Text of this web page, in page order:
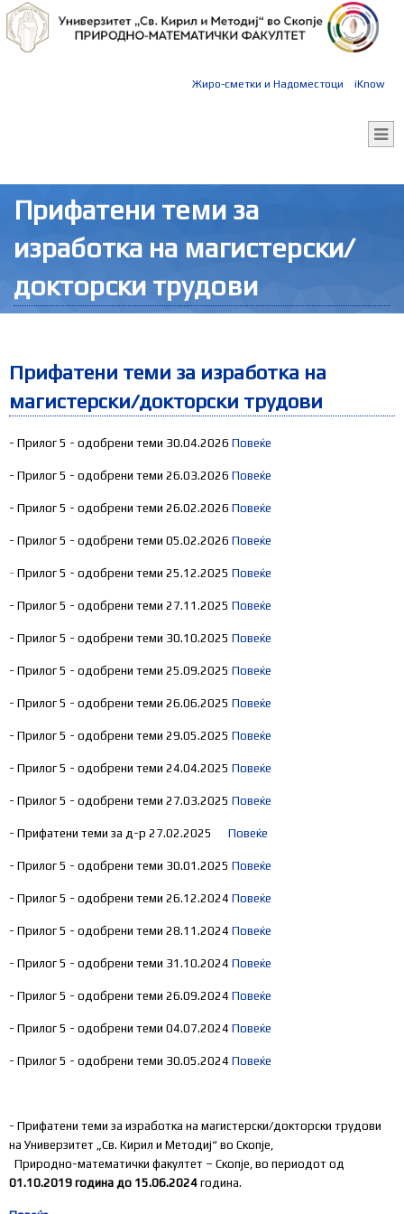
Жиро-сметки и Надоместоци iKnow
Прифатени теми за
изработка на магистерски/
докторски трудови
Прифатени теми за изработка на
магистерски/докторски трудови
- Прилог 5 - одобрени теми 30.04.2026 Повеќе
- Прилог 5 - одобрени теми 26.03.2026 Повеќе
- Прилог 5 - одобрени теми 26.02.2026 Повеќе
- Прилог 5 - одобрени теми 05.02.2026 Повеќе
- Прилог 5 - одобрени теми 25.12.2025 Повеќе
- Прилог 5 - одобрени теми 27.11.2025 Повеќе
- Прилог 5 - одобрени теми 30.10.2025 Повеќе
- Прилог 5 - одобрени теми 25.09.2025 Повеќе
- Прилог 5 - одобрени теми 26.06.2025 Повеќе
- Прилог 5 - одобрени теми 29.05.2025 Повеќе
- Прилог 5 - одобрени теми 24.04.2025 Повеќе
- Прилог 5 - одобрени теми 27.03.2025 Повеќе
- Прифатени теми за д-р 27.02.2025 Повеќе
- Прилог 5 - одобрени теми 30.01.2025 Повеќе
- Прилог 5 - одобрени теми 26.12.2024 Повеќе
- Прилог 5 - одобрени теми 28.11.2024 Повеќе
- Прилог 5 - одобрени теми 31.10.2024 Повеќе
- Прилог 5 - одобрени теми 26.09.2024 Повеќе
- Прилог 5 - одобрени теми 04.07.2024 Повеќе
- Прилог 5 - одобрени теми 30.05.2024 Повеќе
- Прифатени теми за изработка на магистерски/докторски трудови
на Универзитет „Св. Кирил и Методиј“ во Скопје,
Природно-математички факултет – Скопје, во периодот од
01.10.2019 година до 15.06.2024 година.